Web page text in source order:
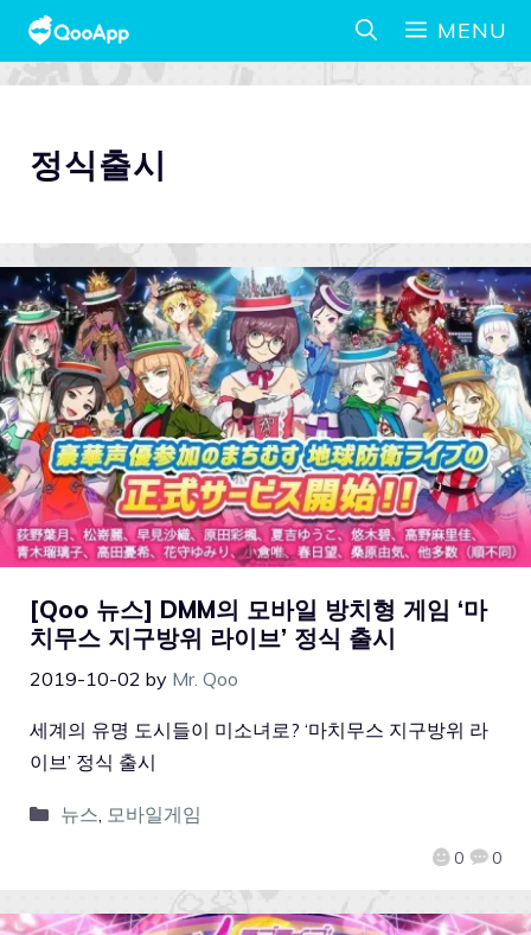
MENU
정식출시
[Qoo 뉴스] DMM의 모바일 방치형 게임 ‘마
치무스 지구방위 라이브’ 정식 출시
2019-10-02 by Mr. Qoo
0 0
세계의 유명 도시들이 미소녀로? ‘마치무스 지구방위 라
이브’ 정식 출시
뉴스, 모바일게임